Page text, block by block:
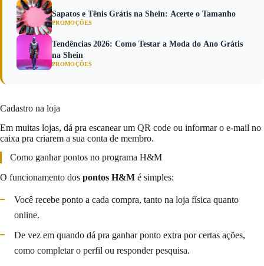
Sapatos e Tênis Grátis na Shein: Acerte o Tamanho
PROMOÇÕES
Tendências 2026: Como Testar a Moda do Ano Grátis
na Shein
PROMOÇÕES
Cadastro na loja
Em muitas lojas, dá pra escanear um QR code ou informar o e-mail no
caixa pra criarem a sua conta de membro.
Como ganhar pontos no programa H&M
O funcionamento dos pontos H&M é simples:
Você recebe ponto a cada compra, tanto na loja física quanto
online.
De vez em quando dá pra ganhar ponto extra por certas ações,
como completar o perfil ou responder pesquisa.